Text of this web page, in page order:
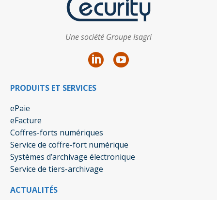
Une société Groupe Isagri
PRODUITS ET SERVICES
ePaie
eFacture
Coffres-forts numériques
Service de coffre-fort numérique
Systèmes d’archivage électronique
Service de tiers-archivage
ACTUALITÉS